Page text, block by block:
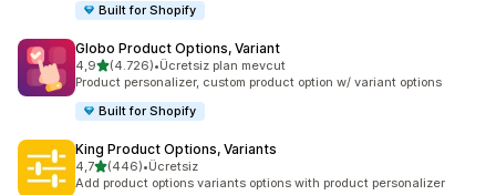
Built for Shopify
Globo Product Options, Variant
4,95 yıldız üzerinden
(4.726)
toplam 4726 değerlendirme
•Ücretsiz plan mevcut
Product personalizer, custom product option w/ variant options
Built for Shopify
King Product Options, Variants
4,75 yıldız üzerinden
(446)
toplam 446 değerlendirme
•Ücretsiz
Add product options variants options with product personalizer